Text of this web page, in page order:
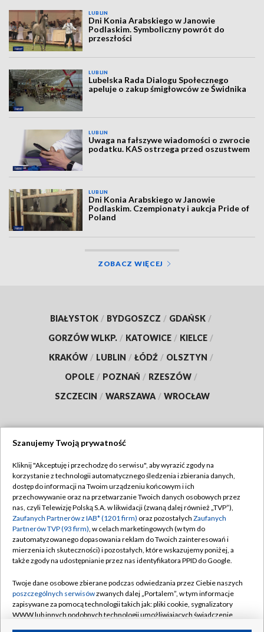
LUBLIN
Dni Konia Arabskiego w Janowie
Podlaskim. Symboliczny powrót do
przeszłości
LUBLIN
Lubelska Rada Dialogu Społecznego
apeluje o zakup śmigłowców ze Świdnika
LUBLIN
Uwaga na fałszywe wiadomości o zwrocie
podatku. KAS ostrzega przed oszustwem
LUBLIN
Dni Konia Arabskiego w Janowie
Podlaskim. Czempionaty i aukcja Pride of
Poland
ZOBACZ WIĘCEJ
BIAŁYSTOK / BYDGOSZCZ / GDAŃSK /
GORZÓW WLKP. / KATOWICE / KIELCE /
KRAKÓW / LUBLIN / ŁÓDŹ / OLSZTYN /
OPOLE / POZNAŃ / RZESZÓW /
SZCZECIN / WARSZAWA / WROCŁAW
TVP
Abonament TVP
Emisja w TVP
Centrum informacji TVP
Naziemna Telewizja Cyfrowa
Rada Programowa
System NOS
Informacje o nadawcy
Regulamin TVP
Polityka prywatności
Moje zgody
Pomoc
Kontakt
Szanujemy Twoją prywatność
Kliknij "Akceptuję i przechodzę do serwisu", aby wyrazić zgody na
korzystanie z technologii automatycznego śledzenia i zbierania danych,
dostęp do informacji na Twoim urządzeniu końcowym i ich
przechowywanie oraz na przetwarzanie Twoich danych osobowych przez
nas, czyli Telewizję Polską S.A. w likwidacji (zwaną dalej również „TVP”),
Zaufanych Partnerów z IAB* (1201 firm) oraz pozostałych Zaufanych
Partnerów TVP (93 firm), w celach marketingowych (w tym do
zautomatyzowanego dopasowania reklam do Twoich zainteresowań i
mierzenia ich skuteczności) i pozostałych, które wskazujemy poniżej, a
także zgody na udostępnianie przez nas identyfikatora PPID do Google.
Twoje dane osobowe zbierane podczas odwiedzania przez Ciebie naszych
poszczególnych serwisówzwanych dalej „Portalem”, w tym informacje
zapisywane za pomocą technologii takich jak: pliki cookie, sygnalizatory
WWW lub innych podobnych technologii umożliwiających świadczenie